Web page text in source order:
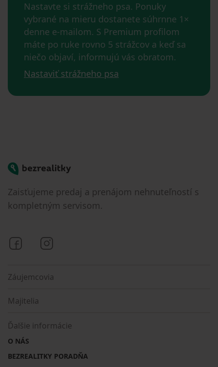
Nastavte si strážneho psa. Ponuky
vybrané na mieru dostanete súhrnne 1×
denne e-mailom. S Premium profilom
máte po ruke rovno 5 strážcov a keď sa
niečo objaví, informujú vás obratom.
Nastaviť strážneho psa
Bezrealitky
Zaisťujeme predaj a prenájom nehnuteľností s
kompletným servisom.
Bezrealitky na Facebooku
Záujemcovia
Majitelia
Ďalšie informácie
O NÁS
BEZREALITKY PORADŇA